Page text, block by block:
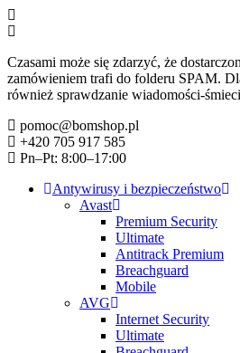
Czasami może się zdarzyć, że
zamówieniem trafi do folderu SPAM.
również sprawdzanie wiadomości-
pomoc@bomshop.pl
+420 705 917 585
Pn–Pt: 8:00–17:00
Antywirusy i bezpieczeństwo
Avast
Premium Security
Ultimate
Antitrack Premium
Breachguard
Mobile
AVG
Internet Security
Ultimate